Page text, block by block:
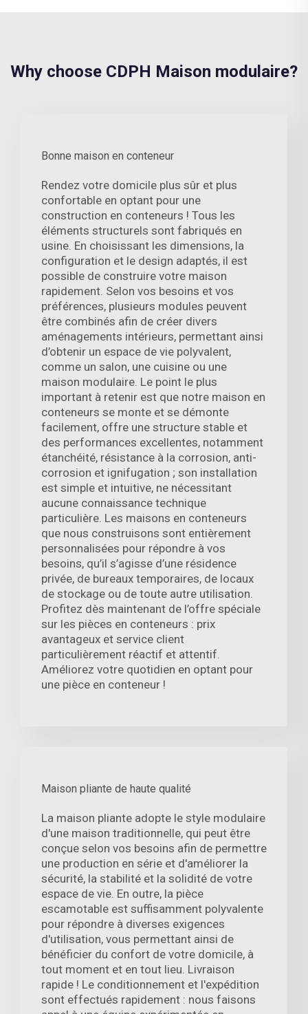
Why choose CDPH Maison modulaire?
Bonne maison en conteneur
Rendez votre domicile plus sûr et plus
confortable en optant pour une
construction en conteneurs ! Tous les
éléments structurels sont fabriqués en
usine. En choisissant les dimensions, la
configuration et le design adaptés, il est
possible de construire votre maison
rapidement. Selon vos besoins et vos
préférences, plusieurs modules peuvent
être combinés afin de créer divers
aménagements intérieurs, permettant ainsi
d’obtenir un espace de vie polyvalent,
comme un salon, une cuisine ou une
maison modulaire. Le point le plus
important à retenir est que notre maison en
conteneurs se monte et se démonte
facilement, offre une structure stable et
des performances excellentes, notamment
étanchéité, résistance à la corrosion, anti-
corrosion et ignifugation ; son installation
est simple et intuitive, ne nécessitant
aucune connaissance technique
particulière. Les maisons en conteneurs
que nous construisons sont entièrement
personnalisées pour répondre à vos
besoins, qu’il s’agisse d’une résidence
privée, de bureaux temporaires, de locaux
de stockage ou de toute autre utilisation.
Profitez dès maintenant de l’offre spéciale
sur les pièces en conteneurs : prix
avantageux et service client
particulièrement réactif et attentif.
Améliorez votre quotidien en optant pour
une pièce en conteneur !
Maison pliante de haute qualité
La maison pliante adopte le style modulaire
d'une maison traditionnelle, qui peut être
conçue selon vos besoins afin de permettre
une production en série et d'améliorer la
sécurité, la stabilité et la solidité de votre
espace de vie. En outre, la pièce
escamotable est suffisamment polyvalente
pour répondre à diverses exigences
d'utilisation, vous permettant ainsi de
bénéficier du confort de votre domicile, à
tout moment et en tout lieu. Livraison
rapide ! Le conditionnement et l'expédition
sont effectués rapidement : nous faisons